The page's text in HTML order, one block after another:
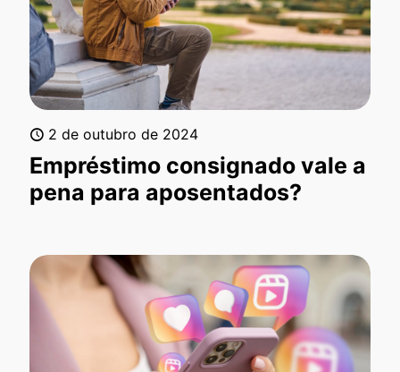
2 de outubro de 2024
Empréstimo consignado vale a
pena para aposentados?